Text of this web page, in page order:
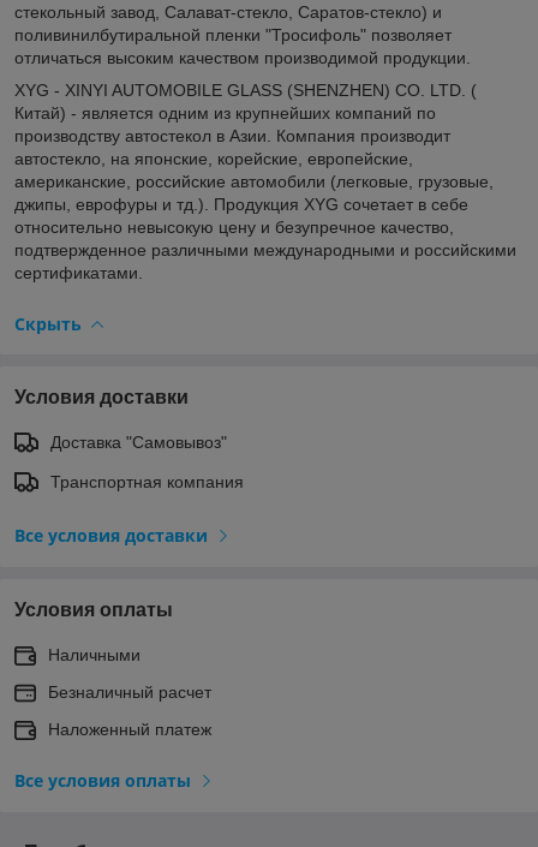
стекольный завод, Салават-стекло, Саратов-стекло) и
поливинилбутиральной пленки "Тросифоль" позволяет
отличаться высоким качеством производимой продукции.
XYG - XINYI AUTOMOBILE GLASS (SHENZHEN) CO. LTD. (
Китай) - является одним из крупнейших компаний по
производству автостекол в Азии. Компания производит
автостекло, на японские, корейские, европейские,
американские, российские автомобили (легковые, грузовые,
джипы, еврофуры и тд.). Продукция XYG сочетает в себе
относительно невысокую цену и безупречное качество,
подтвержденное различными международными и российскими
сертификатами.
Скрыть
Условия доставки
Доставка "Самовывоз"
Транспортная компания
Все условия доставки
Условия оплаты
Наличными
Безналичный расчет
Наложенный платеж
Все условия оплаты